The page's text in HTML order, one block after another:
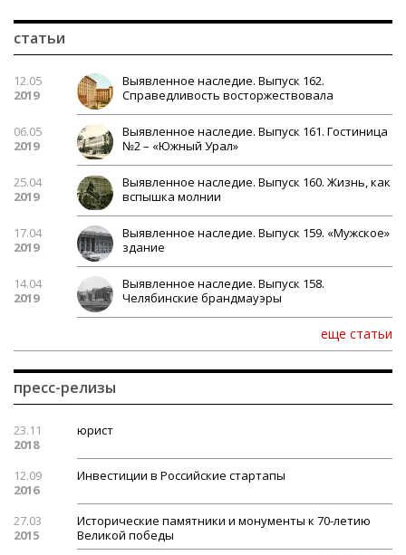
статьи
12.05
2019
Выявленное наследие. Выпуск 162.
Справедливость восторжествовала
06.05
2019
Выявленное наследие. Выпуск 161. Гостиница
№2 – «Южный Урал»
25.04
2019
Выявленное наследие. Выпуск 160. Жизнь, как
вспышка молнии
17.04
2019
Выявленное наследие. Выпуск 159. «Мужское»
здание
14.04
2019
Выявленное наследие. Выпуск 158.
Челябинские брандмауэры
еще статьи
пресс-релизы
23.11
2018
юрист
12.09
2016
Инвестиции в Российские стартапы
27.03
2015
Исторические памятники и монументы к 70-летию
Великой победы